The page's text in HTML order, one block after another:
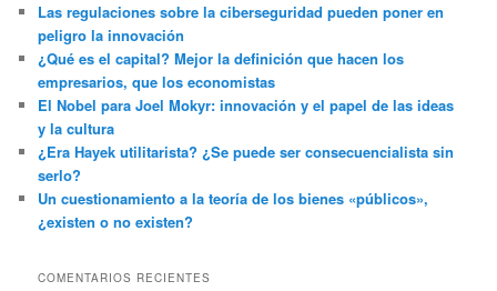
Las regulaciones sobre la ciberseguridad pueden poner en
peligro la innovación
¿Qué es el capital? Mejor la definición que hacen los
empresarios, que los economistas
El Nobel para Joel Mokyr: innovación y el papel de las ideas
y la cultura
¿Era Hayek utilitarista? ¿Se puede ser consecuencialista sin
serlo?
Un cuestionamiento a la teoría de los bienes «públicos»,
¿existen o no existen?
COMENTARIOS RECIENTES